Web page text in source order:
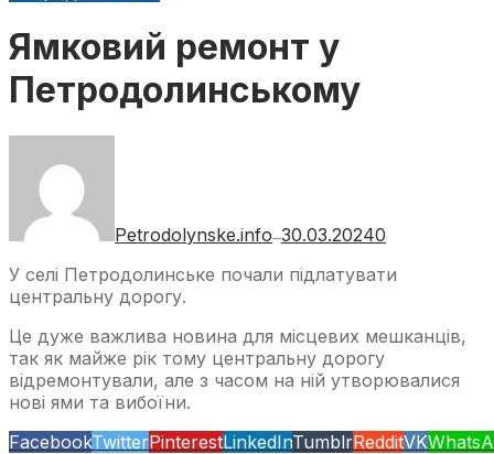
Ямковий ремонт у
Петродолинському
Petrodolynske.info—30.03.20240
У селі Петродолинське почали підлатувати
центральну дорогу.
Це дуже важлива новина для місцевих мешканців,
так як майже рік тому центральну дорогу
відремонтували, але з часом на ній утворювалися
нові ями та вибоїни.
FacebookTwitterPinterestLinkedInTumblrRedditVK